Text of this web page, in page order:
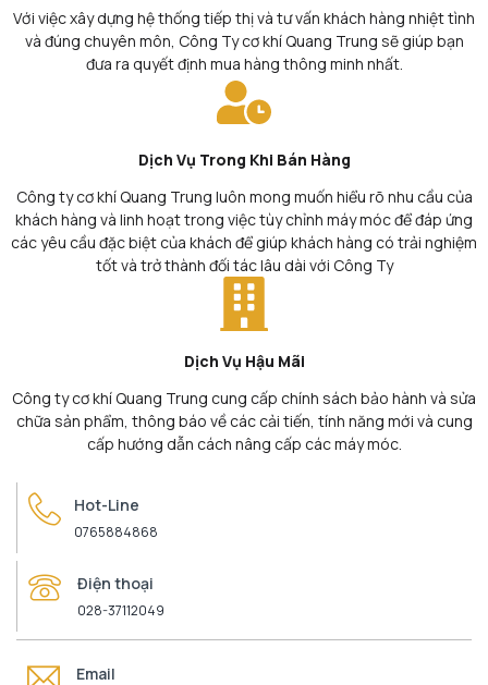
Với việc xây dựng hệ thống tiếp thị và tư vấn khách hàng nhiệt tình
và đúng chuyên môn, Công Ty cơ khí Quang Trung sẽ giúp bạn
đưa ra quyết định mua hàng thông minh nhất.
Dịch Vụ Trong Khi Bán Hàng
Công ty cơ khí Quang Trung luôn mong muốn hiểu rõ nhu cầu của
khách hàng và linh hoạt trong việc tùy chỉnh máy móc để đáp ứng
các yêu cầu đặc biệt của khách để giúp khách hàng có trải nghiệm
tốt và trở thành đối tác lâu dài với Công Ty
Dịch Vụ Hậu Mãi
Công ty cơ khí Quang Trung cung cấp chính sách bảo hành và sửa
chữa sản phẩm, thông báo về các cải tiến, tính năng mới và cung
cấp hướng dẫn cách nâng cấp các máy móc.
Hot-Line
0765884868
Điện thoại
028-37112049
Email